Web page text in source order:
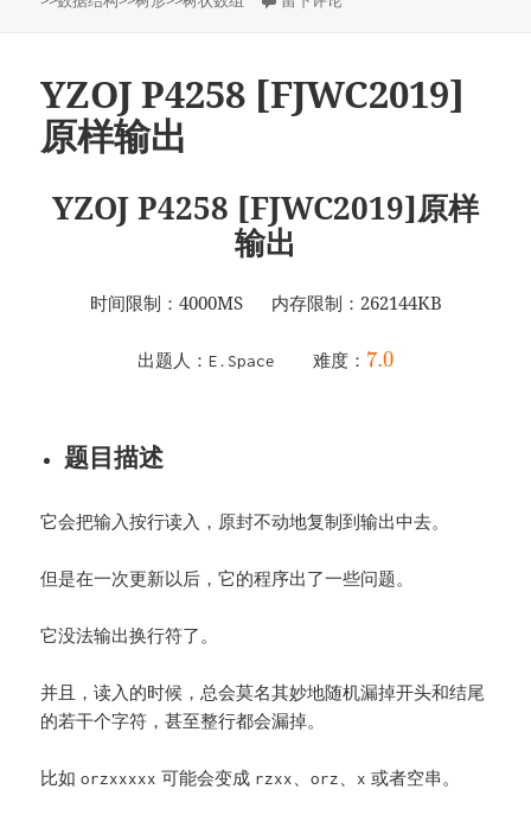
YZOJ P4258 [FJWC2019]
原样输出
YZOJ P4258 [FJWC2019]原样
输出
时间限制：4000MS 内存限制：262144KB
出题人： E.Space 难度： 7.0
题目描述
它会把输入按行读入，原封不动地复制到输出中去。
但是在一次更新以后，它的程序出了一些问题。
它没法输出换行符了。
并且，读入的时候，总会莫名其妙地随机漏掉开头和结尾
的若干个字符，甚至整行都会漏掉。
比如orzxxxxx 可能会变成 rzxx 、orz x 或者空串。